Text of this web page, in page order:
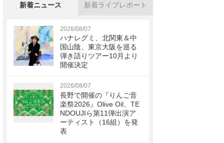
新着ニュース 新着ライブレポート
2026/08/07
ハナレグミ、北関東＆中
国山陰、東京大阪を巡る
弾き語りツアー10月より
開催決定
2026/08/07
長野で開催の『りんご音
楽祭2026』Olive Oil、TE
NDOUJIら第11弾出演ア
ーティスト（16組）を発
表